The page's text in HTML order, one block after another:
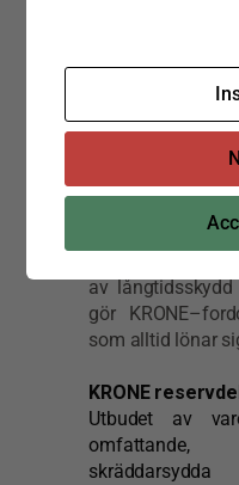
användning,
handhavande
kännetecknar
Ett enkelt och
av
gör
som alltid lönar
KRONE
Utbudet av
omfattande,